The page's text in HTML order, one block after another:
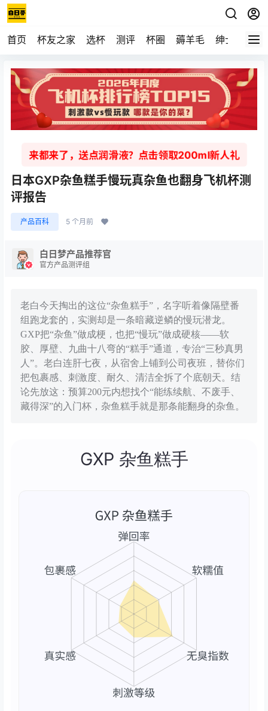
首页 杯友之家 选杯 测评 杯圈 薅羊毛 绅士 视频
来都来了，送点润滑液？点击领取200ml新人礼
日本GXP杂鱼糕手慢玩真杂鱼也翻身飞机杯测
评报告
产品百科 5 个月前
白日梦产品推荐官
官方产品测评组
老白今天掏出的这位“杂鱼糕手”，名字听着像隔壁番
组跑龙套的，实测却是一条暗藏逆鳞的慢玩潜龙。
GXP把“杂鱼”做成梗，也把“慢玩”做成硬核——软
胶、厚壁、九曲十八弯的“糕手”通道，专治“三秒真男
人”。老白连肝七夜，从宿舍上铺到公司夜班，替你们
把包裹感、刺激度、耐久、清洁全拆了个底朝天。结
论先放这：预算200元内想找个“能练续航、不废手、
藏得深”的入门杯，杂鱼糕手就是那条能翻身的杂鱼。
GXP 杂鱼糕手